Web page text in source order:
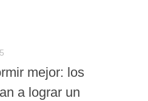
mejor: los
a lograr un